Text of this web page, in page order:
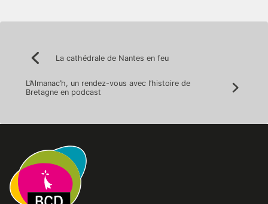
Navigation
l’article
Précédent:La cathédrale de Nantes en feu
L’Almanac’h, un rendez-vous avec l’histoire de
Bretagne en podcast